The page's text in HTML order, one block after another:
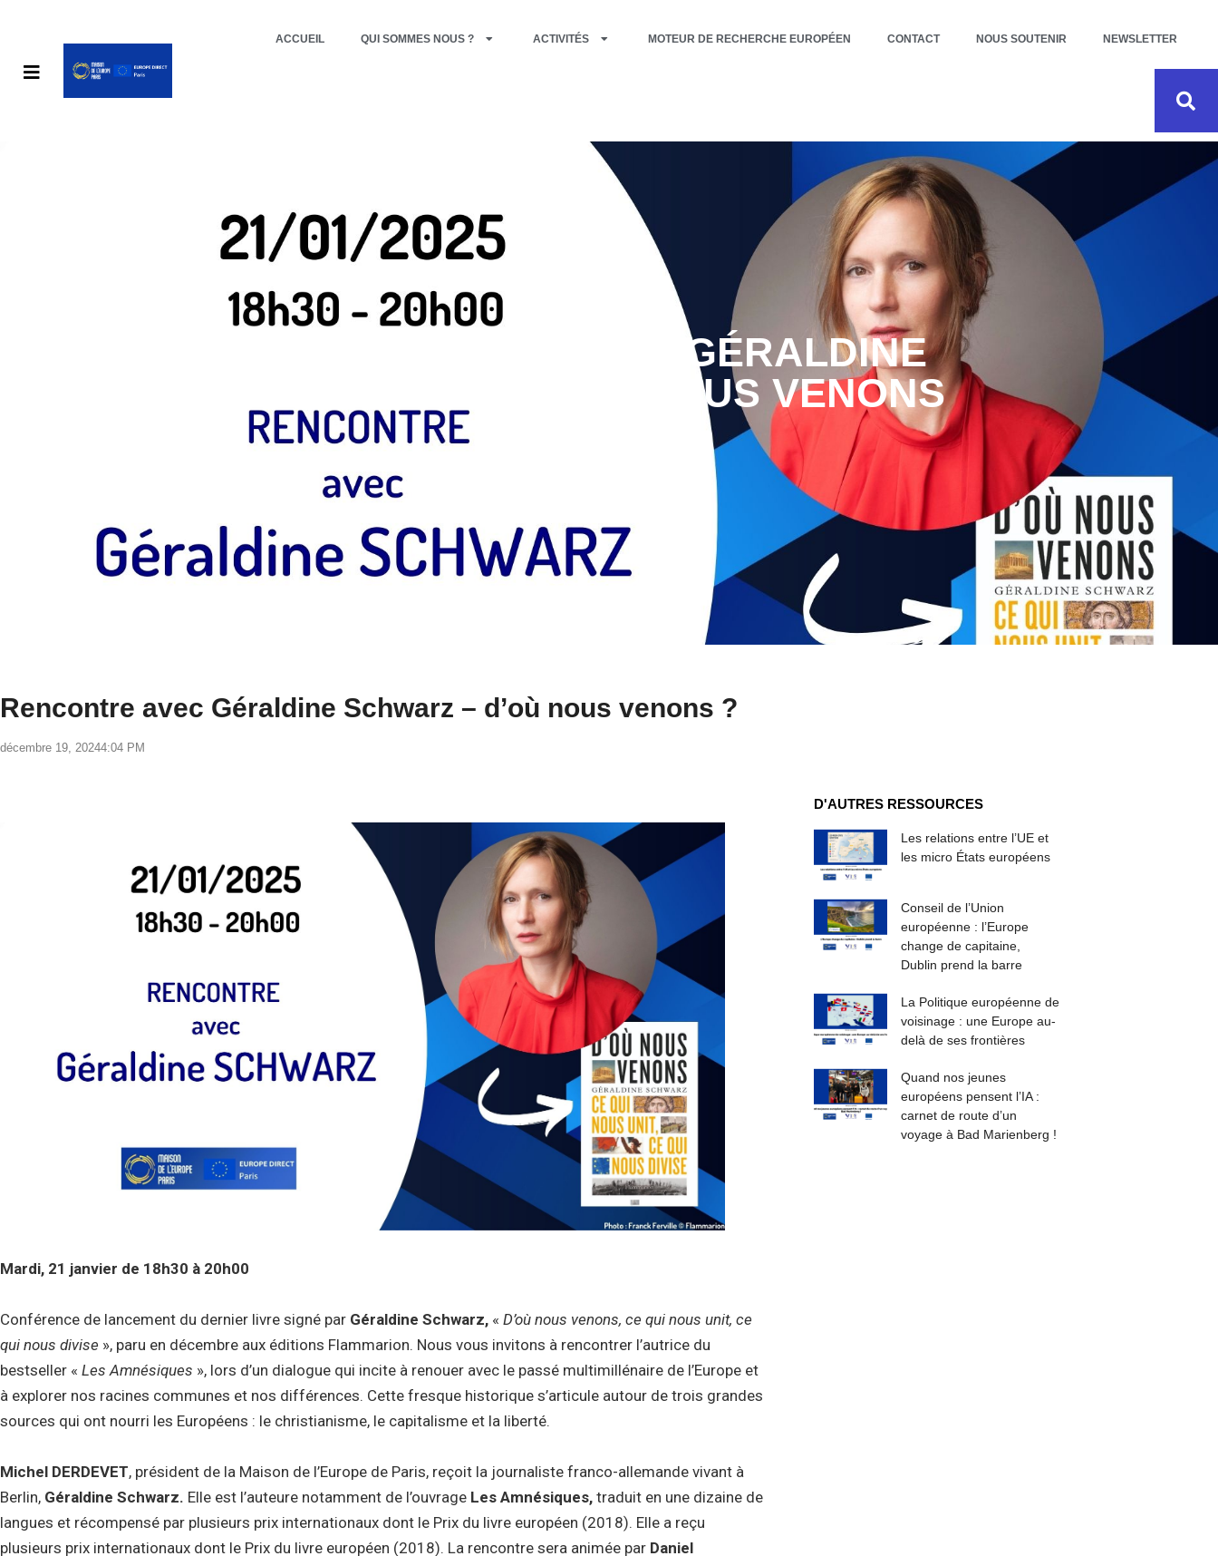
ACCUEIL QUI SOMMES NOUS ? ACTIVITÉS MOTEUR DE RECHERCHE EUROPÉEN CONTACT NOUS SOUTENIR NEWSLETTER
RENCONTRE AVEC GÉRALDINE
SCHWARZ – D’OÙ NOUS VENONS
Rencontre avec Géraldine Schwarz – d’où nous venons ?
décembre 19, 20244:04 PM
Mardi, 21 janvier de 18h30 à 20h00
Conférence de lancement du dernier livre signé par Géraldine Schwarz, « D’où nous venons, ce qui nous unit, ce
qui nous divise », paru en décembre aux éditions Flammarion. Nous vous invitons à rencontrer l’autrice du
bestseller « Les Amnésiques », lors d’un dialogue qui incite à renouer avec le passé multimillénaire de l’Europe et
à explorer nos racines communes et nos différences. Cette fresque historique s’articule autour de trois grandes
sources qui ont nourri les Européens : le christianisme, le capitalisme et la liberté.
Michel DERDEVET, président de la Maison de l’Europe de Paris, reçoit la journaliste franco-allemande vivant à
Berlin, Géraldine Schwarz. Elle est l’auteure notamment de l’ouvrage Les Amnésiques, traduit en une dizaine de
langues et récompensé par plusieurs prix internationaux dont le Prix du livre européen (2018). Elle a reçu
plusieurs prix internationaux dont le Prix du livre européen (2018). La rencontre sera animée par Daniel
D'AUTRES RESSOURCES
Les relations entre l’UE et
les micro États européens
Conseil de l’Union
européenne : l’Europe
change de capitaine,
Dublin prend la barre
La Politique européenne de
voisinage : une Europe au-
delà de ses frontières
Quand nos jeunes
européens pensent l’IA :
carnet de route d’un
voyage à Bad Marienberg !